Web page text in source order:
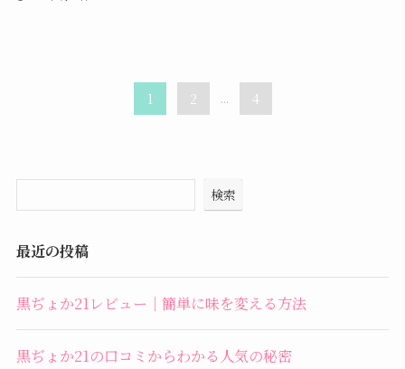
1 2 ... 4
検索
最近の投稿
黒ぢょか21レビュー｜簡単に味を変える方法
黒ぢょか21の口コミからわかる人気の秘密